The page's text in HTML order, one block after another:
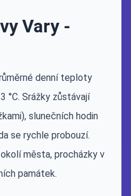
Vary -
denní teploty
°C. Srážky zůstávají
slunečních hodin
se rychle probouzí.
města, procházky v
památek.